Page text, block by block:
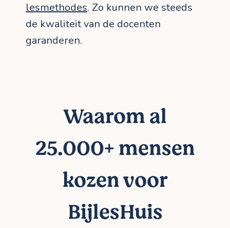
lesmethodes. Zo kunnen we steeds
de kwaliteit van de docenten
garanderen.
Waarom al
25.000+ mensen
kozen voor
BijlesHuis